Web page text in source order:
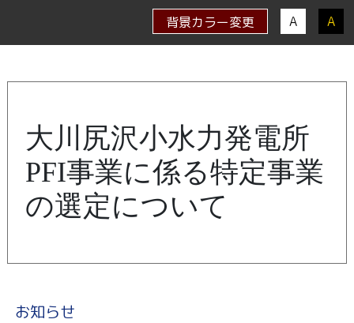
背景カラー変更 A A
大川尻沢小水力発電所
PFI事業に係る特定事業
の選定について
お知らせ